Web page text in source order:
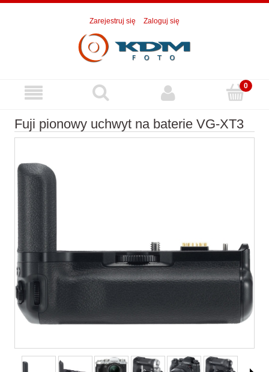
Zarejestruj się Zaloguj się
Fuji pionowy uchwyt na baterie VG-XT3